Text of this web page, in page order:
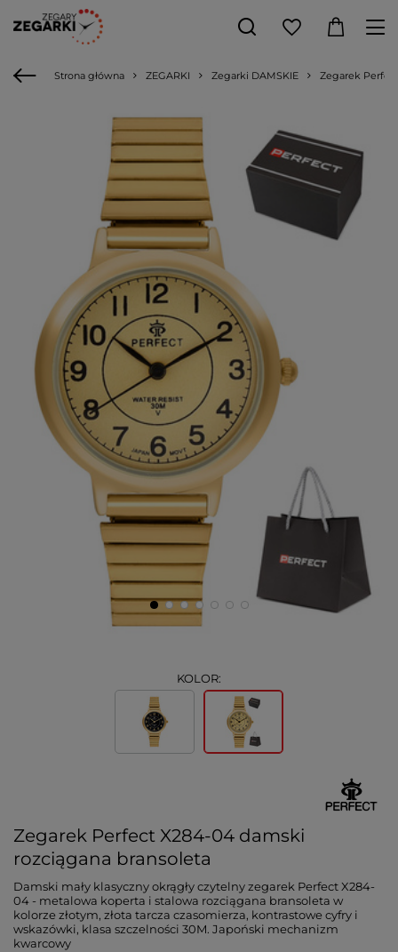
Strona główna ZEGARKI Zegarki DAMSKIE Zegarek
KOLOR:
Zegarek Perfect X284-04 damski
rozciągana bransoleta
Damski mały klasyczny okrągły czytelny zegarek Perfect X284-
04 - metalowa koperta i stalowa rozciągana bransoleta w
kolorze złotym, złota tarcza czasomierza, kontrastowe cyfry i
wskazówki, klasa szczelności 30M. Japoński mechanizm
kwarcowy